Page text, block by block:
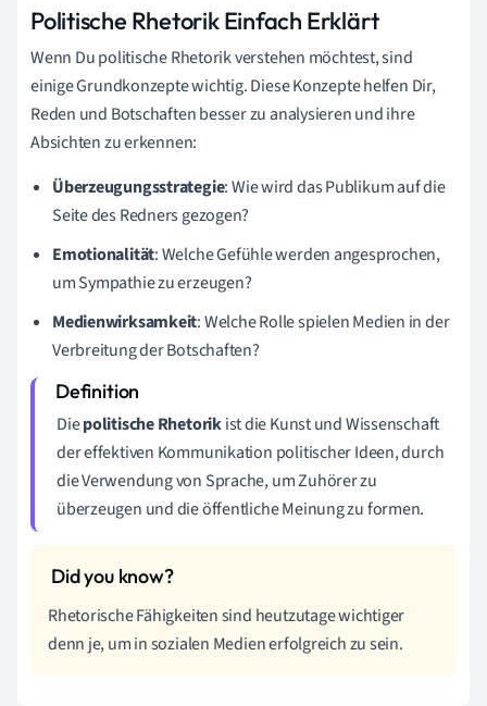
Politische Rhetorik Einfach Erklärt
Wenn Du politische Rhetorik verstehen möchtest, sind
einige Grundkonzepte wichtig. Diese Konzepte helfen Dir,
Reden und Botschaften besser zu analysieren und ihre
Absichten zu erkennen:
Überzeugungsstrategie: Wie wird das Publikum auf die
Seite des Redners gezogen?
Emotionalität: Welche Gefühle werden angesprochen,
um Sympathie zu erzeugen?
Medienwirksamkeit: Welche Rolle spielen Medien in der
Verbreitung der Botschaften?
Diepolitische Rhetorikist die Kunst und Wissenschaft
der effektiven Kommunikation politischer Ideen, durch
die Verwendung von Sprache, um Zuhörer zu
überzeugen und die öffentliche Meinung zu formen.
Rhetorische Fähigkeiten sind heutzutage wichtiger
denn je, um in sozialen Medien erfolgreich zu sein.